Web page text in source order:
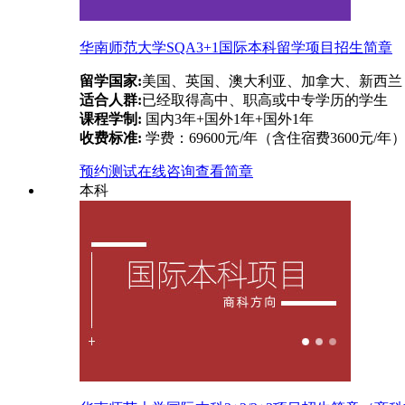
华南师范大学SQA3+1国际本科留学项目招生简章
留学国家:美国、英国、澳大利亚、加拿大、新西兰
适合人群:已经取得高中、职高或中专学历的学生
课程学制: 国内3年+国外1年+国外1年
收费标准: 学费：69600元/年（含住宿费3600元/年）
预约测试在线咨询查看简章
本科